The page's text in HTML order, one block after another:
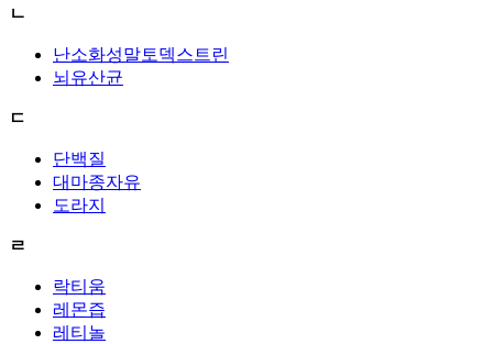
ㄴ
난소화성말토덱스트린
뇌유산균
ㄷ
단백질
대마종자유
도라지
ㄹ
락티움
레몬즙
레티놀